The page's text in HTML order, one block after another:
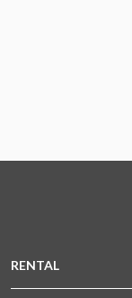
RENTAL